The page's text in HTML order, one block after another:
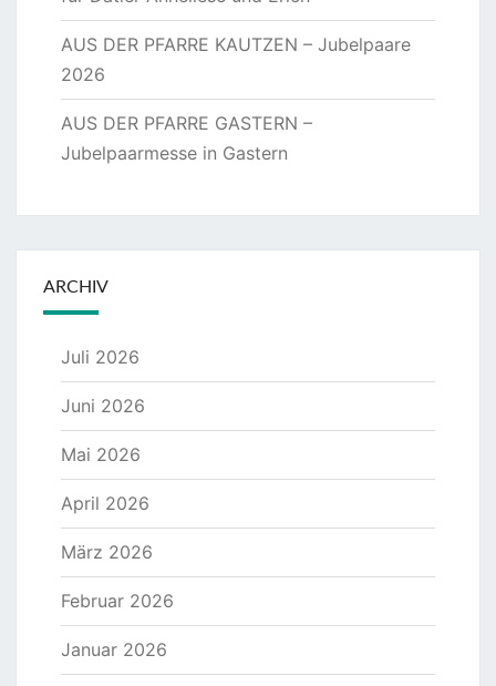
AUS DER PFARRE KAUTZEN – Jubelpaare
2026
AUS DER PFARRE GASTERN –
Jubelpaarmesse in Gastern
ARCHIV
Juli 2026
Juni 2026
Mai 2026
April 2026
März 2026
Februar 2026
Januar 2026